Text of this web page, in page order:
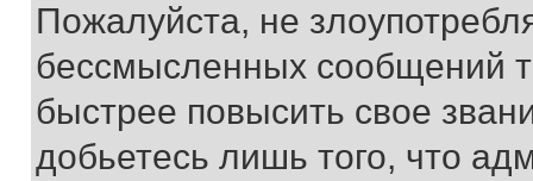
Пожалуйста, не
бессмысленных сообщений
быстрее повысить свое
добьетесь лишь того, что